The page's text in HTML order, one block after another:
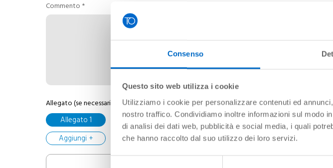
Consenso
Questo sito web utilizza i cookie
Utilizziamo i cookie per personalizzare contenuti ed
nostro traffico. Condividiamo inoltre informazioni sul modo
di analisi dei dati web, pubblicità e social media, i quali
che hanno raccolto dal suo utilizzo dei loro servizi.
Commento *
Allegato (se necessario, non oltre a 5Mb, formati: pdf, jpg, png, word, excel, txt)
Allegato 1
Aggiungi +